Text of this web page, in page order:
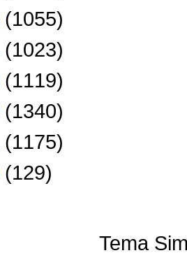
(1055)
(1023)
(1119)
(1340)
(1175)
(129)
Tema